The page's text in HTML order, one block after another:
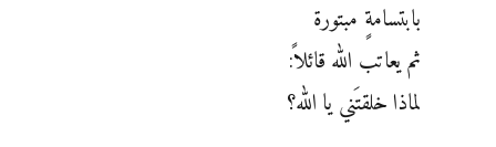
بابتسامةٍ مبتورة
ثم يعاتب الله قائلاً:
لماذا خلقتَني يا الله؟